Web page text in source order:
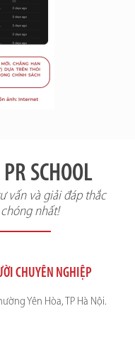
SCHOOL
vấn và giải đáp thắc
nhất!
CHUYÊN NGHIỆP
Yên Hòa, TP Hà Nội.